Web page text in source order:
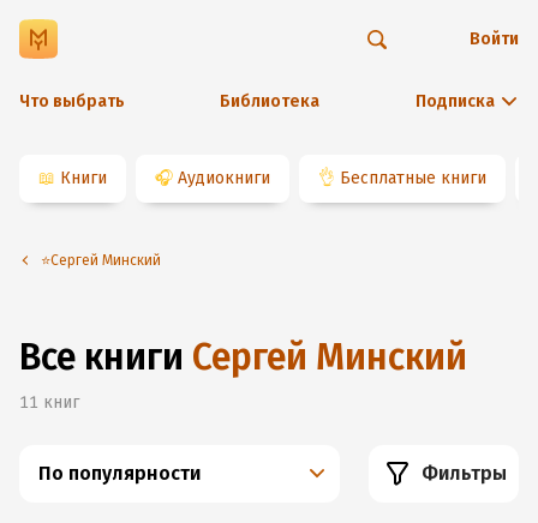
Что выбрать Библиотека Подписка
Войти
📖 Книги 🎧 Аудиокниги 👌 Бесплатные книги
⭐️Сергей Минский
Все книги Сергей Минский
11 книг
По популярности Фильтры